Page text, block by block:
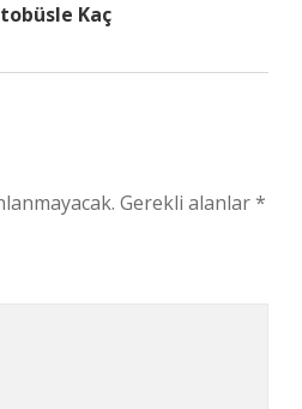
Kaç
Gerekli alanlar*